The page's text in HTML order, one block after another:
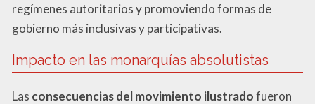
regímenes autoritarios y promoviendo formas de
gobierno más inclusivas y participativas.
Impacto en las monarquías absolutistas
Las consecuencias del movimiento ilustradofueron